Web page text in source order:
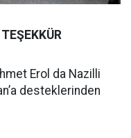
Erol da Nazilli
desteklerinden